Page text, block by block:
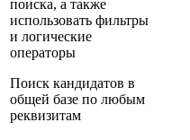
поиска, а также
использовать фильтры
и логические
операторы
Поиск кандидатов в
общей базе по любым
реквизитам